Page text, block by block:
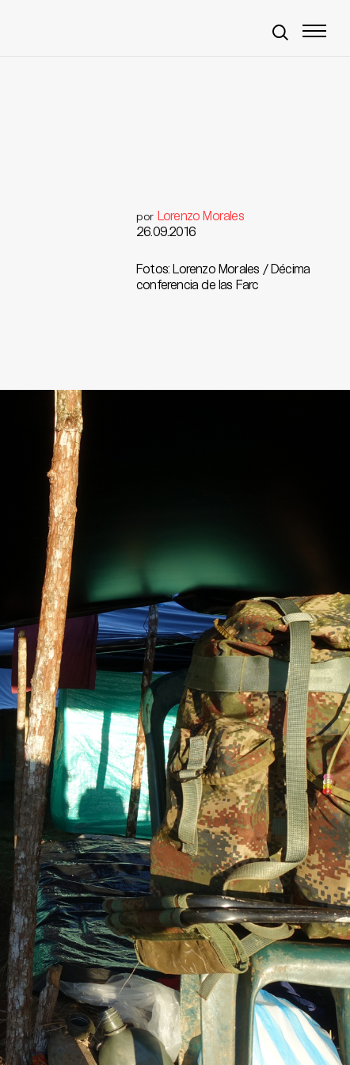
por Lorenzo Morales
26.09.2016
Fotos: Lorenzo Morales / Décima
conferencia de las Farc